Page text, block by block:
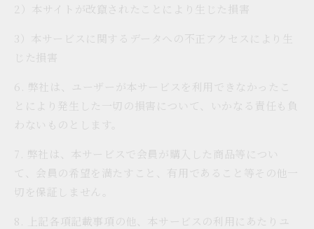
2）本サイトが改竄されたことにより生じた損害
3）本サービスに関するデータへの不正アクセスにより生
じた損害
6. 弊社は、ユーザーが本サービスを利用できなかったこ
とにより発生した一切の損害について、いかなる責任も負
わないものとします。
7. 弊社は、本サービスで会員が購入した商品等につい
て、会員の希望を満たすこと、有用であること等その他一
切を保証しません。
8. 上記各項記載事項の他、本サービスの利用にあたりユ